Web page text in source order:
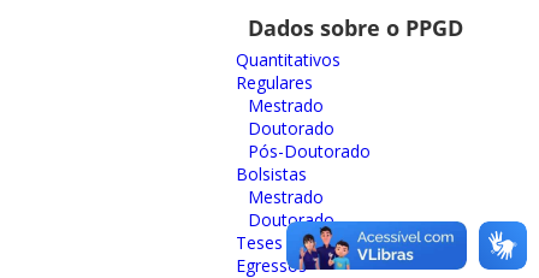
Dados sobre o PPGD
Quantitativos
Regulares
Mestrado
Doutorado
Pós-Doutorado
Bolsistas
Mestrado
Doutorado
Teses e Dissertações
Egressos